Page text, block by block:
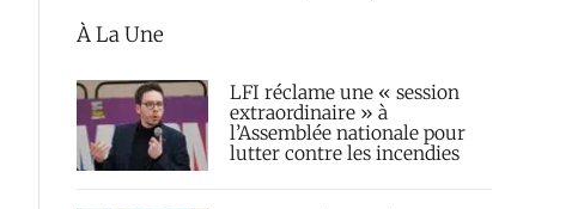
À La Une
LFI réclame une « session
extraordinaire » à
l’Assemblée nationale pour
lutter contre les incendies